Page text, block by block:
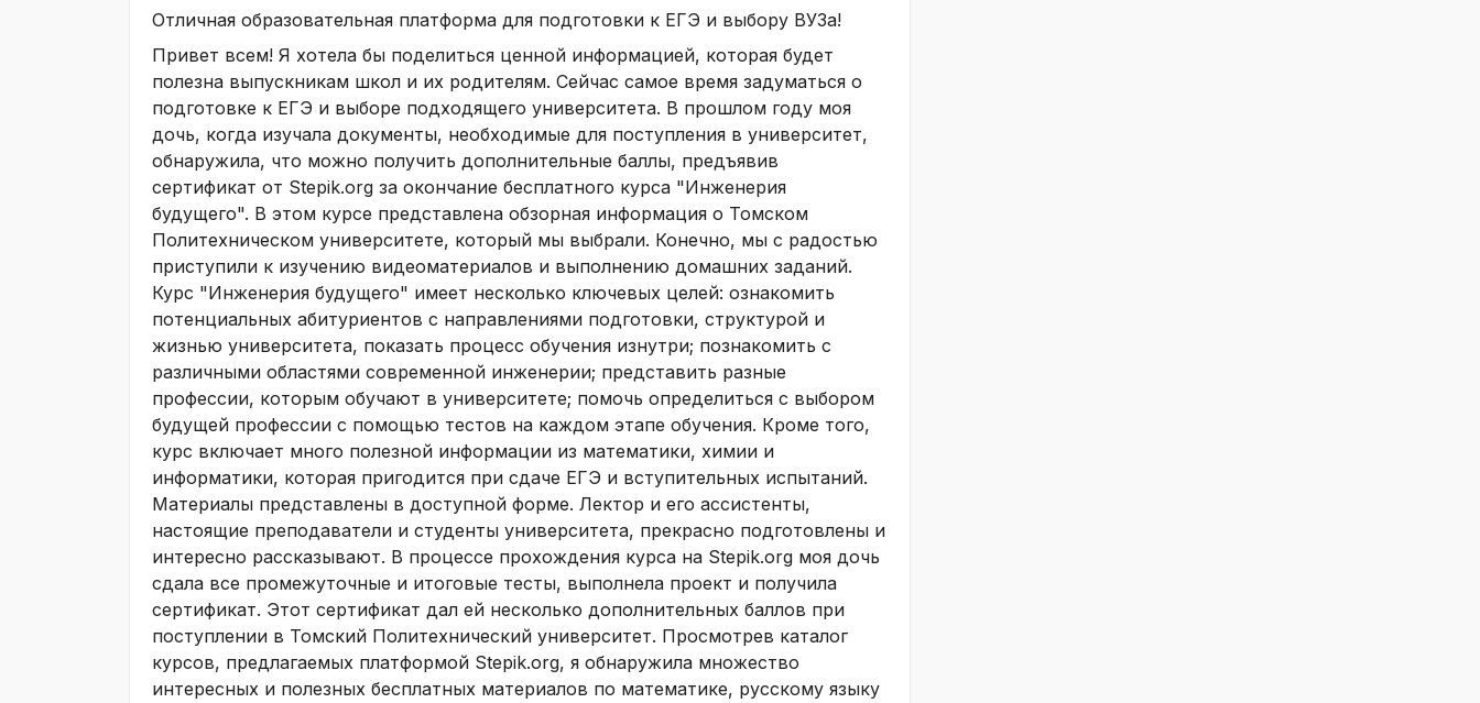
Отличная образовательная платформа для подготовки к ЕГЭ и выбору ВУЗа!
Привет всем! Я хотела бы поделиться ценной информацией, которая будет
полезна выпускникам школ и их родителям. Сейчас самое время задуматься о
подготовке к ЕГЭ и выборе подходящего университета. В прошлом году моя
дочь, когда изучала документы, необходимые для поступления в университет,
обнаружила, что можно получить дополнительные баллы, предъявив
сертификат от Stepik.org за окончание бесплатного курса "Инженерия
будущего". В этом курсе представлена обзорная информация о Томском
Политехническом университете, который мы выбрали. Конечно, мы с радостью
приступили к изучению видеоматериалов и выполнению домашних заданий.
Курс "Инженерия будущего" имеет несколько ключевых целей: ознакомить
потенциальных абитуриентов с направлениями подготовки, структурой и
жизнью университета, показать процесс обучения изнутри; познакомить с
различными областями современной инженерии; представить разные
профессии, которым обучают в университете; помочь определиться с выбором
будущей профессии с помощью тестов на каждом этапе обучения. Кроме того,
курс включает много полезной информации из математики, химии и
информатики, которая пригодится при сдаче ЕГЭ и вступительных испытаний.
Материалы представлены в доступной форме. Лектор и его ассистенты,
настоящие преподаватели и студенты университета, прекрасно подготовлены и
интересно рассказывают. В процессе прохождения курса на Stepik.org моя дочь
сдала все промежуточные и итоговые тесты, выполнела проект и получила
сертификат. Этот сертификат дал ей несколько дополнительных баллов при
поступлении в Томский Политехнический университет. Просмотрев каталог
курсов, предлагаемых платформой Stepik.org, я обнаружила множество
интересных и полезных бесплатных материалов по математике, русскому языку